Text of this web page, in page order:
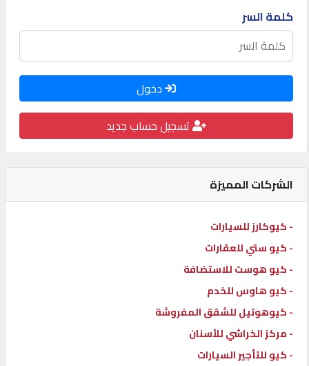
كيو
مزاد
كيو
كيو
كارز
كيو
ماركت
الدليل
القطري
POWERED
QHOST
كلمة السر
دخول
تسجيل حساب جديد
الشركات المميزة
- كيوكارز للسيارات
- كيو ستي للعقارات
- كيو هوست للاستضافة
- كيو هاوس للخدم
- كيوهوتيل للشقق المفروشة
- مركز الخراشي للأسنان
- كيو للتأجير السيارات